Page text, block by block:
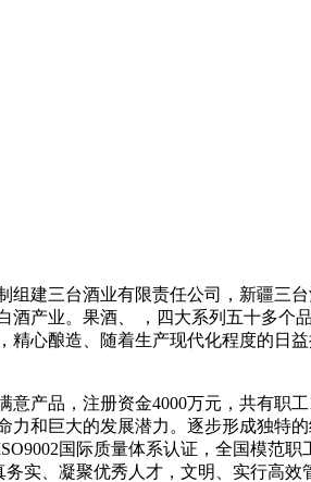
组建三台酒业有限责任公司，新疆
产业。果酒、 ，四大系列五十多
心酿造、随着生产现代化程度的
意产品，注册资金4000万元，共有职
和巨大的发展潜力。逐步形成独特
国际质量体系认证，全国模范
实、凝聚优秀人才，文明、实行高效